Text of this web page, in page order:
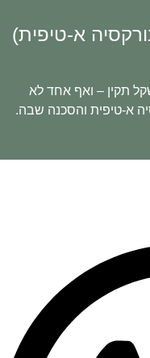
א-טיפית)
תקין – ואף אחד לא
א-טיפית והסכנה שבה.